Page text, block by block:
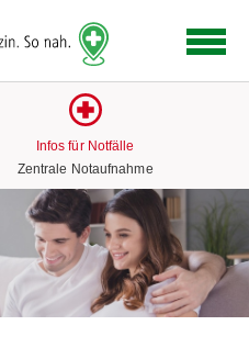
Link
zur
Startseite
Infos für Notfälle
Zentrale Notaufnahme